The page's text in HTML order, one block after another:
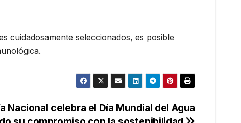
cuidadosamente seleccionados, es posible
Nacional celebra el Día Mundial del Agua